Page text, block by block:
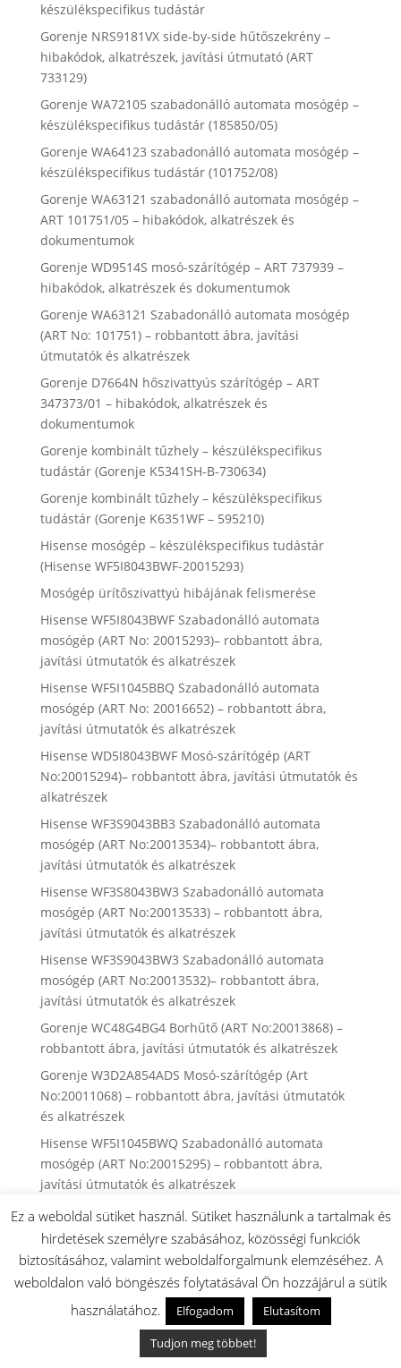
készülékspecifikus tudástár
Gorenje NRS9181VX side-by-side hűtőszekrény –
hibakódok, alkatrészek, javítási útmutató (ART
733129)
Gorenje WA72105 szabadonálló automata mosógép –
készülékspecifikus tudástár (185850/05)
Gorenje WA64123 szabadonálló automata mosógép –
készülékspecifikus tudástár (101752/08)
Gorenje WA63121 szabadonálló automata mosógép –
ART 101751/05 – hibakódok, alkatrészek és
dokumentumok
Gorenje WD9514S mosó-szárítógép – ART 737939 –
hibakódok, alkatrészek és dokumentumok
Gorenje WA63121 Szabadonálló automata mosógép
(ART No: 101751) – robbantott ábra, javítási
útmutatók és alkatrészek
Gorenje D7664N hőszivattyús szárítógép – ART
347373/01 – hibakódok, alkatrészek és
dokumentumok
Gorenje kombinált tűzhely – készülékspecifikus
tudástár (Gorenje K5341SH-B-730634)
Gorenje kombinált tűzhely – készülékspecifikus
tudástár (Gorenje K6351WF – 595210)
Hisense mosógép – készülékspecifikus tudástár
(Hisense WF5I8043BWF-20015293)
Mosógép ürítőszivattyú hibájának felismerése
Hisense WF5I8043BWF Szabadonálló automata
mosógép (ART No: 20015293)– robbantott ábra,
javítási útmutatók és alkatrészek
Hisense WF5I1045BBQ Szabadonálló automata
mosógép (ART No: 20016652) – robbantott ábra,
javítási útmutatók és alkatrészek
Hisense WD5I8043BWF Mosó-szárítógép (ART
No:20015294)– robbantott ábra, javítási útmutatók és
alkatrészek
Hisense WF3S9043BB3 Szabadonálló automata
mosógép (ART No:20013534)– robbantott ábra,
javítási útmutatók és alkatrészek
Hisense WF3S8043BW3 Szabadonálló automata
mosógép (ART No:20013533) – robbantott ábra,
javítási útmutatók és alkatrészek
Hisense WF3S9043BW3 Szabadonálló automata
mosógép (ART No:20013532)– robbantott ábra,
javítási útmutatók és alkatrészek
Gorenje WC48G4BG4 Borhűtő (ART No:20013868) –
robbantott ábra, javítási útmutatók és alkatrészek
Gorenje W3D2A854ADS Mosó-szárítógép (Art
No:20011068) – robbantott ábra, javítási útmutatók
és alkatrészek
Hisense WF5I1045BWQ Szabadonálló automata
mosógép (ART No:20015295) – robbantott ábra,
javítási útmutatók és alkatrészek
Gorenje MVC72FW porszívó (ART No:623850)–
robbantott ábra, javítási útmutatók és alkatrészek
Gorenje GI642E90X beépíthető mosogatógép (ART
No:20011937)- robbantott ábra, házi javítási
útmutatók, és alkatrészek
► Gorenje kenyérsütő gépek robbantott ábrái,
alkatrész keresési listák
Ez a weboldal sütiket használ. Sütiket használunk a tartalmak és
hirdetések személyre szabásához, közösségi funkciók
biztosításához, valamint weboldalforgalmunk elemzéséhez. A
weboldalon való böngészés folytatásával Ön hozzájárul a sütik
használatához.
Elfogadom
Elutasítom
Tudjon meg többet!